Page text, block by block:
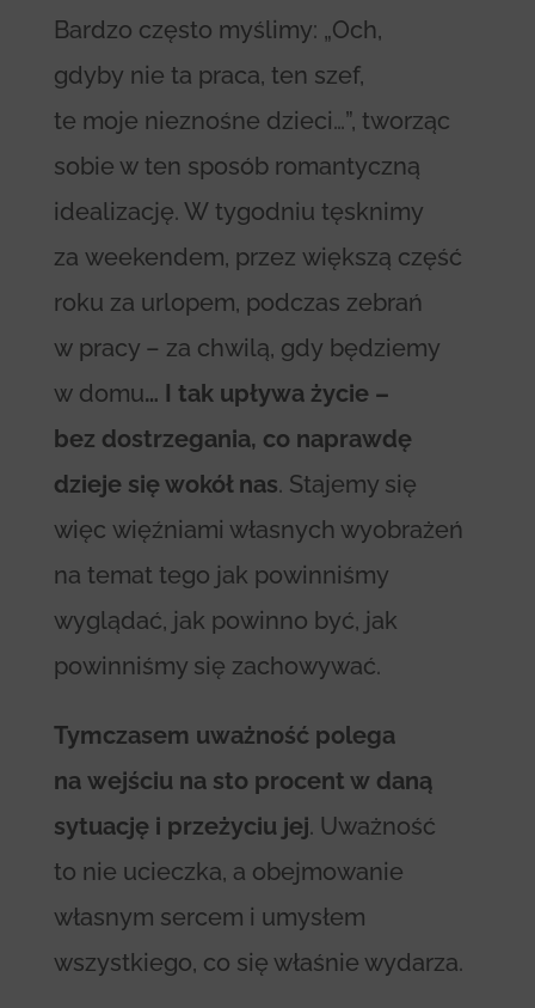
Bardzo często myślimy: „Och,
gdyby nie ta praca, ten szef,
te moje nieznośne dzieci…”, tworząc
sobie w ten sposób romantyczną
idealizację. W tygodniu tęsknimy
za weekendem, przez większą część
roku za urlopem, podczas zebrań
w pracy – za chwilą, gdy będziemy
w domu… I tak upływa życie –
bez dostrzegania, co naprawdę
dzieje się wokół nas. Stajemy się
więc więźniami własnych wyobrażeń
na temat tego jak powinniśmy
wyglądać, jak powinno być, jak
powinniśmy się zachowywać.
Tymczasem uważność polega
na wejściu na sto procent w daną
sytuację i przeżyciu jej. Uważność
to nie ucieczka, a obejmowanie
własnym sercem i umysłem
wszystkiego, co się właśnie wydarza.